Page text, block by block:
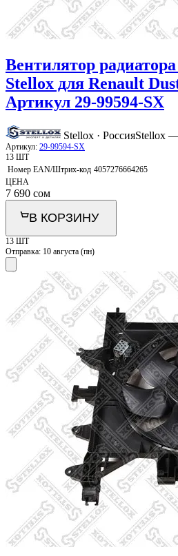
Вентилятор
Stellox для Renault
Артикул 29-99594-SX
Stellox · РоссияStellox
Артикул: 29-99594-SX
13 ШТ
Номер EAN/Штрих-код 4057276664265
ЦЕНА
7 690 сом
В КОРЗИНУ
13 ШТ
Отправка: 10 августа (пн)